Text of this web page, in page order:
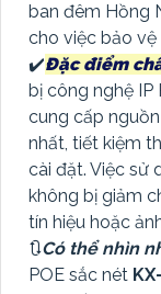
ban đêm Hồng
cho việc bảo vệ
✔️Đặc điểm
bị công nghệ
cung cấp
nhất, tiết kiệm
cài đặt. Việc sử
không bị giảm
tín hiệu hoặc
🔃Có thể nhìn
POE sắc nét